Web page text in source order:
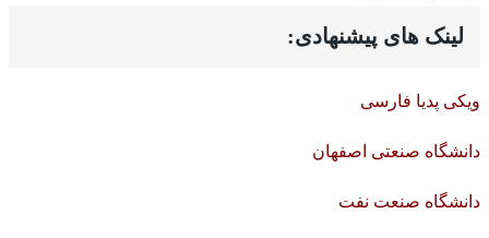
لینک های پیشنهادی:
ویکی پدیا فارسی
دانشگاه صنعتی اصفهان
دانشگاه صنعت نفت